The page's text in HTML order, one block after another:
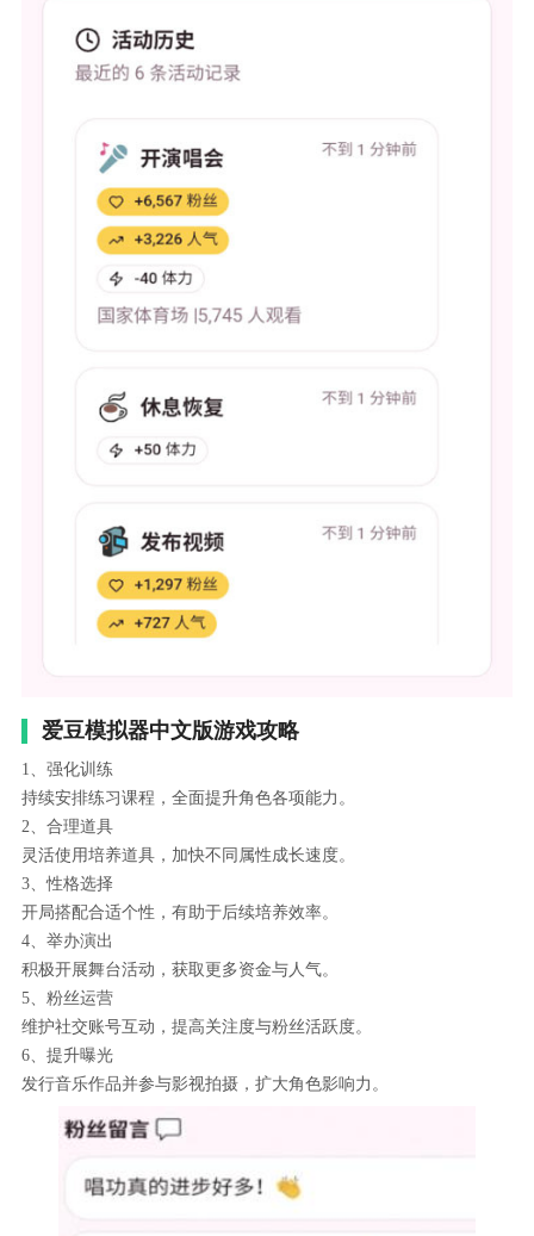
爱豆模拟器中文版游戏攻略
1、强化训练
持续安排练习课程，全面提升角色各项能力。
2、合理道具
灵活使用培养道具，加快不同属性成长速度。
3、性格选择
开局搭配合适个性，有助于后续培养效率。
4、举办演出
积极开展舞台活动，获取更多资金与人气。
5、粉丝运营
维护社交账号互动，提高关注度与粉丝活跃度。
6、提升曝光
发行音乐作品并参与影视拍摄，扩大角色影响力。